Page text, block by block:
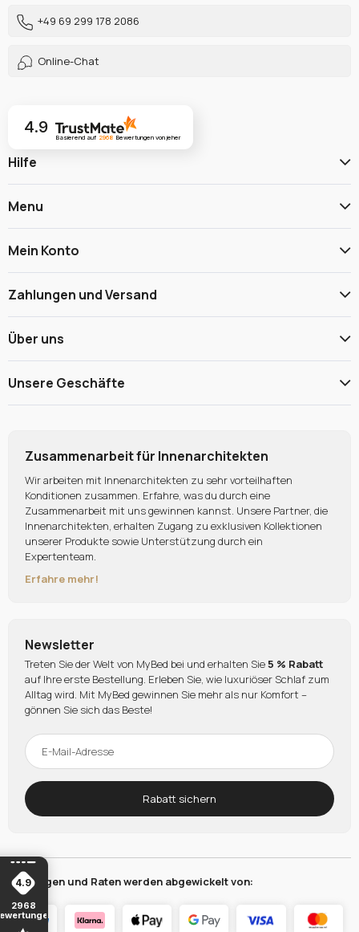
+49 69 299 178 2086
Online-Chat
4.9
Basierend auf 2968 Bewertungen von jeher
4.9
2968
Hilfe
Menu
Mein Konto
Zahlungen und Versand
Über uns
Unsere Geschäfte
Zusammenarbeit für Innenarchitekten
Wir arbeiten mit Innenarchitekten zu sehr vorteilhaften
Konditionen zusammen. Erfahre, was du durch eine
Zusammenarbeit mit uns gewinnen kannst. Unsere Partner, die
Innenarchitekten, erhalten Zugang zu exklusiven Kollektionen
unserer Produkte sowie Unterstützung durch ein
Expertenteam.
Erfahre mehr!
Newsletter
Treten Sie der Welt von MyBed bei und erhalten Sie5 % Rabatt
auf Ihre erste Bestellung. Erleben Sie, wie luxuriöser Schlaf zum
Alltag wird. Mit MyBed gewinnen Sie mehr als nur Komfort –
gönnen Sie sich das Beste!
Rabatt sichern
Zahlungen und Raten werden abgewickelt von: